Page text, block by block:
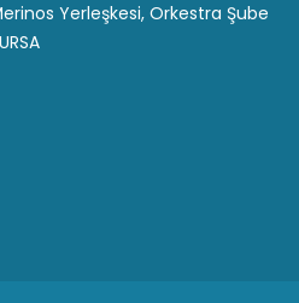
Yerleşkesi, Orkestra Şube